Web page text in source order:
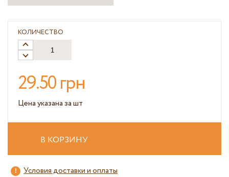
КОЛИЧЕСТВО
29.50 грн
Цена указана за шт
В КОРЗИНУ
Условия доставки и оплаты